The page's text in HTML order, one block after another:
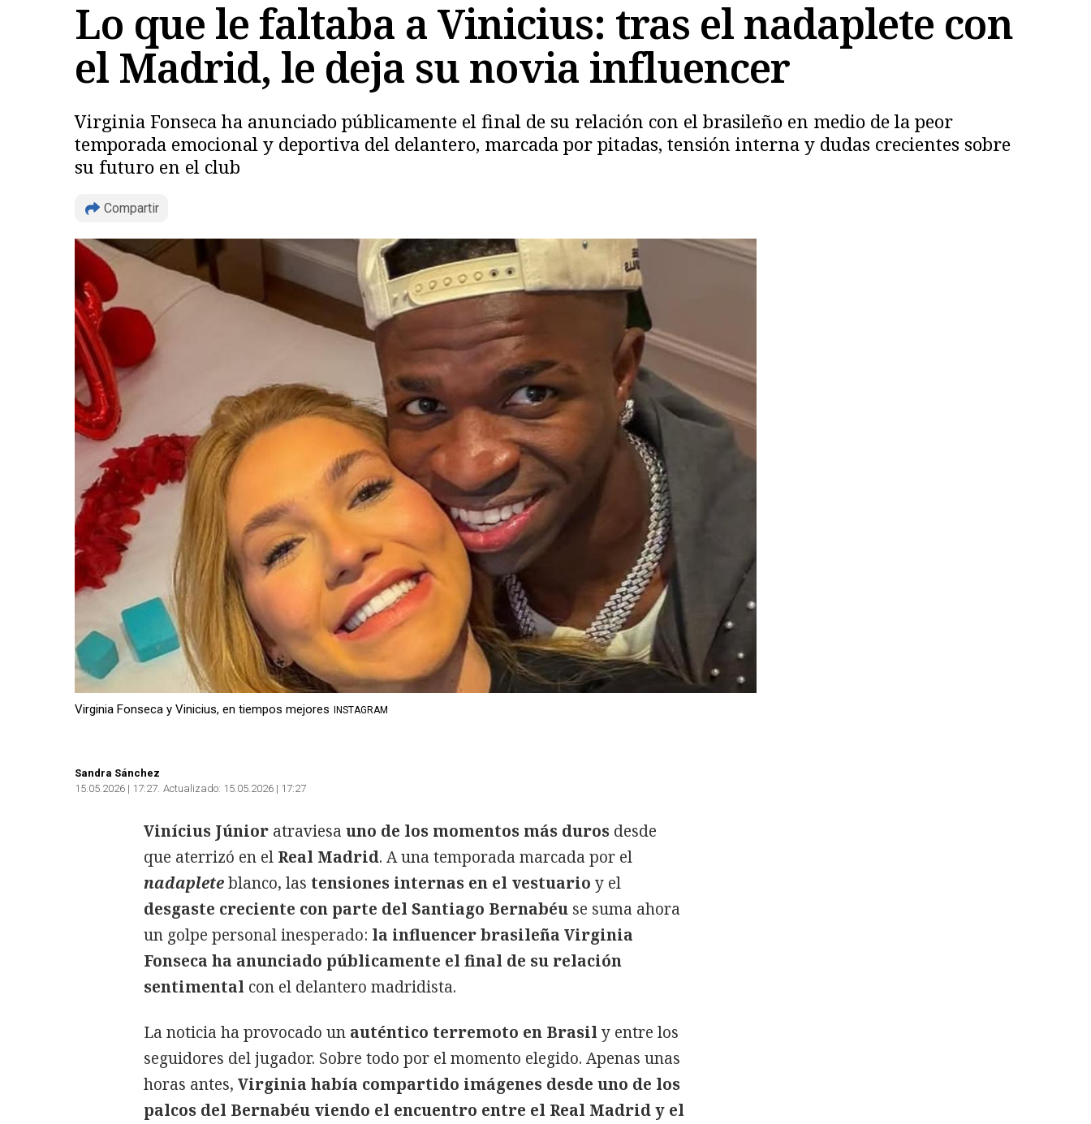
Lo que le faltaba a Vinicius: tras el nadaplete con
el Madrid, le deja su novia influencer
Virginia Fonseca ha anunciado públicamente el final de su relación con el brasileño en medio de la peor
temporada emocional y deportiva del delantero, marcada por pitadas, tensión interna y dudas crecientes sobre
su futuro en el club
Compartir
Virginia Fonseca y Vinicius, en tiempos mejores INSTAGRAM
Sandra Sánchez
15.05.2026 | 17:27 Actualizado: 15.05.2026 | 17:27
Vinícius Júnior atraviesa uno de los momentos más duros desde
que aterrizó en el Real Madrid. A una temporada marcada por el
nadapleteblanco, las tensiones internas en el vestuario y el
desgaste creciente con parte del Santiago Bernabéu se suma ahora
un golpe personal inesperado: la influencer brasileña Virginia
Fonseca ha anunciado públicamente el final de su relación
sentimental con el delantero madridista.
La noticia ha provocado un auténtico terremoto en Brasil y entre los
seguidores del jugador. Sobre todo por el momento elegido. Apenas unas
horas antes, Virginia había compartido imágenes desde uno de los
palcos del Bernabéu viendo el encuentro entre el Real Madrid y el